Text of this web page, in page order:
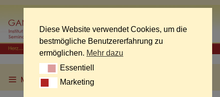
content
Menu
Diese Website verwendet Cookies, um die
bestmögliche Benutzererfahrung zu
ermöglichen. Mehr dazu
EssentiellEssentiell
MarketingMarketing